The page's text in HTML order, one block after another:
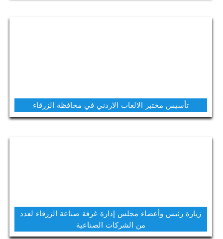
تأسيس مختبر الالعاب الاردني في محافظة الزرقاء
زيارة رئيس وأعضاء مجلس إدارة غرفة صناعة الزرقاء لعدد
من الشركات الصناعية